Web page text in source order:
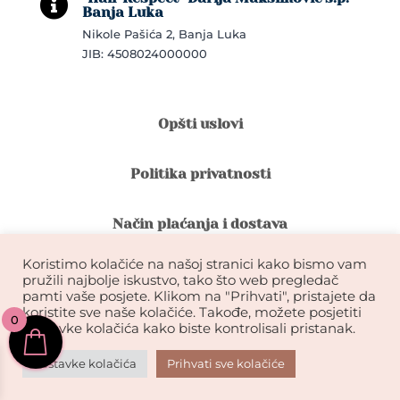
Banja Luka
Nikole Pašića 2, Banja Luka
JIB: 4508024000000
Opšti uslovi
Politika privatnosti
Način plaćanja i dostava
Reklamacije i povrat robe
Garancija na kvalitet ekstenzija
Koristimo kolačiće na našoj stranici kako bismo vam
pružili najbolje iskustvo, tako što web pregledač
pamti vaše posjete. Klikom na "Prihvati", pristajete da
koristite sve naše kolačiće. Takođe, možete posjetiti
postavke kolačića kako biste kontrolisali pristanak.
Postavke kolačića Prihvati sve kolačiće
0